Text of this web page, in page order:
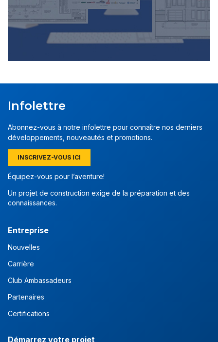
Infolettre
Abonnez-vous à notre infolettre pour connaître nos derniers
développements, nouveautés et promotions.
INSCRIVEZ-VOUS ICI
Équipez-vous pour l’aventure!
Un projet de construction exige de la préparation et des
connaissances.
Entreprise
Nouvelles
Carrière
Club Ambassadeurs
Partenaires
Certifications
Démarrez votre projet